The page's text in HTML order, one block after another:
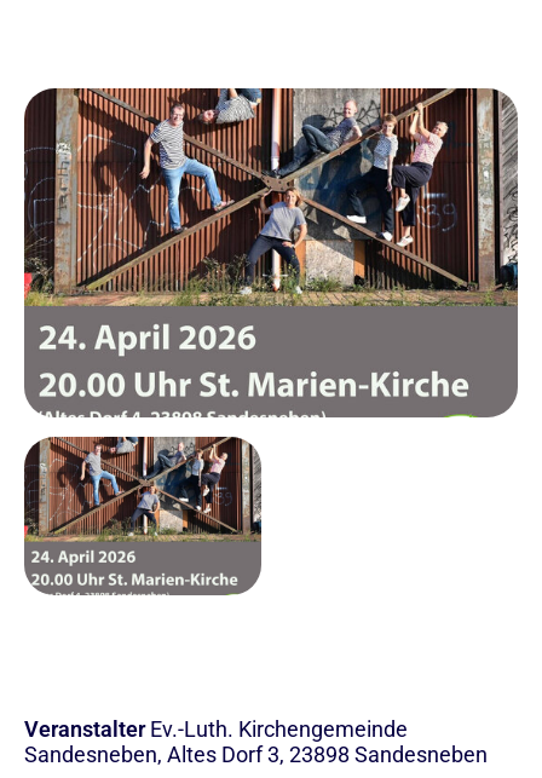
Veranstalter Ev.-Luth. Kirchengemeinde
Sandesneben, Altes Dorf 3, 23898 Sandesneben